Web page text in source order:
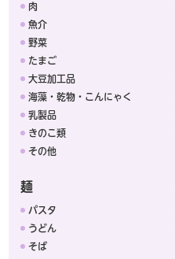
肉
魚介
野菜
たまご
大豆加工品
海藻・乾物・こんにゃく
乳製品
きのこ類
その他
麺
パスタ
うどん
そば